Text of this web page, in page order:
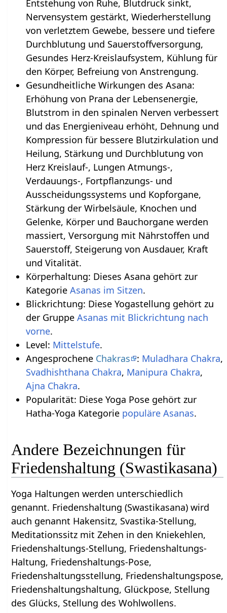
Entstehung von Ruhe, Blutdruck sinkt,
Nervensystem gestärkt, Wiederherstellung
von verletztem Gewebe, bessere und tiefere
Durchblutung und Sauerstoffversorgung,
Gesundes Herz-Kreislaufsystem, Kühlung für
den Körper, Befreiung von Anstrengung.
Gesundheitliche Wirkungen des Asana:
Erhöhung von Prana der Lebensenergie,
Blutstrom in den spinalen Nerven verbessert
und das Energieniveau erhöht, Dehnung und
Kompression für bessere Blutzirkulation und
Heilung, Stärkung und Durchblutung von
Herz Kreislauf-, Lungen Atmungs-,
Verdauungs-, Fortpflanzungs- und
Ausscheidungssystems und Kopforgane,
Stärkung der Wirbelsäule, Knochen und
Gelenke, Körper und Bauchorgane werden
massiert, Versorgung mit Nährstoffen und
Sauerstoff, Steigerung von Ausdauer, Kraft
und Vitalität.
Körperhaltung: Dieses Asana gehört zur
Kategorie Asanas im Sitzen.
Blickrichtung: Diese Yogastellung gehört zu
der Gruppe Asanas mit Blickrichtung nach
vorne.
Level: Mittelstufe.
Angesprochene Chakras : Muladhara Chakra,
Svadhishthana Chakra, Manipura Chakra,
Ajna Chakra.
Popularität: Diese Yoga Pose gehört zur
Hatha-Yoga Kategorie populäre Asanas.
Andere Bezeichnungen für
Friedenshaltung (Swastikasana)
Yoga Haltungen werden unterschiedlich
genannt. Friedenshaltung (Swastikasana) wird
auch genannt Hakensitz, Svastika-Stellung,
Meditationssitz mit Zehen in den Kniekehlen,
Friedenshaltungs-Stellung, Friedenshaltungs-
Haltung, Friedenshaltungs-Pose,
Friedenshaltungsstellung, Friedenshaltungspose,
Friedenshaltungshaltung, Glückpose, Stellung
des Glücks, Stellung des Wohlwollens.